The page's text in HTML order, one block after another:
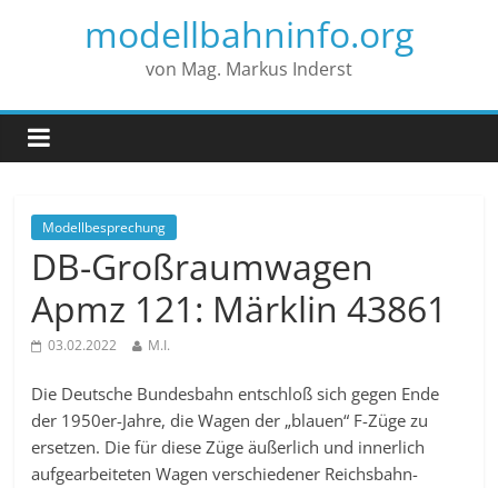
modellbahninfo.org
von Mag. Markus Inderst
Modellbesprechung
DB-Großraumwagen
Apmz 121: Märklin 43861
03.02.2022 M.I.
Die Deutsche Bundesbahn entschloß sich gegen Ende
der 1950er-Jahre, die Wagen der „blauen“ F-Züge zu
ersetzen. Die für diese Züge äußerlich und innerlich
aufgearbeiteten Wagen verschiedener Reichsbahn-